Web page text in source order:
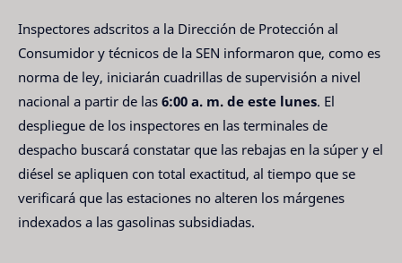
Inspectores adscritos a la Dirección de Protección al
Consumidor y técnicos de la SEN informaron que, como es
norma de ley, iniciarán cuadrillas de supervisión a nivel
nacional a partir de las 6:00 a. m. de este lunes. El
despliegue de los inspectores en las terminales de
despacho buscará constatar que las rebajas en la súper y el
diésel se apliquen con total exactitud, al tiempo que se
verificará que las estaciones no alteren los márgenes
indexados a las gasolinas subsidiadas.